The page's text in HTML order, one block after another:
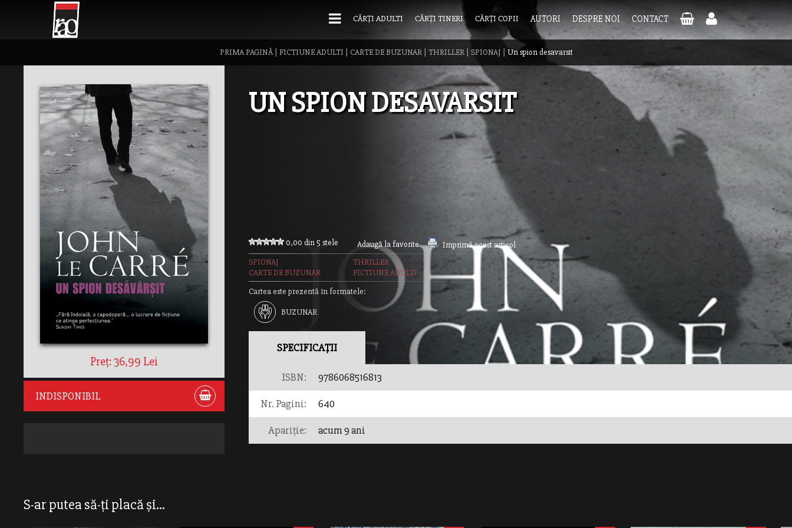
CĂRȚI ADULTI CĂRȚI TINERI CĂRȚI COPII AUTORI DESPRE NOI CONTACT
PRIMA PAGINĂ| FICTIUNE ADULTI CARTE DE BUZUNAR| THRILLER| SPIONAJ Un spion desavarsit
Preț: 36,99 Lei
INDISPONIBIL
UN SPION DESAVARSIT
0,00 din 5 stele Adaugă la favorite
Imprimă acest articol
SPIONAJ
THRILLER
CARTE DE BUZUNAR
FICTIUNE ADULTI
Cartea este prezentă în formatele:
BUZUNAR
SPECIFICAȚII
ISBN: 9786068516813
Nr. Pagini: 640
Apariție: acum 9 ani
S-ar putea să-ți placă și...